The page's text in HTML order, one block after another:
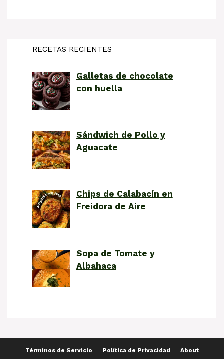
RECETAS RECIENTES
Galletas de chocolate
con huella
Sándwich de Pollo y
Aguacate
Chips de Calabacín en
Freidora de Aire
Sopa de Tomate y
Albahaca
Términos de Servicio Política de Privacidad About